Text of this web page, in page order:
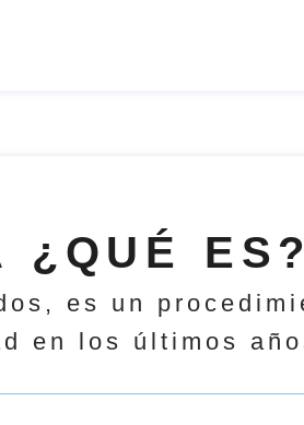
¿QUÉ ES?
es un
en los últimos